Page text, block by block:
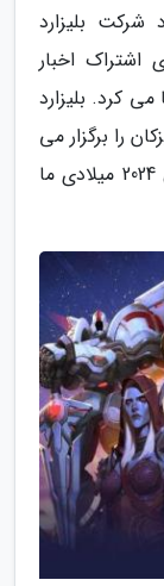
شرکت بلیزارد
اخبار
کرد. بلیزارد
را برگزار می
کرد ولی اینطور که به نظر می رسد در سال 2024 میلادی ما